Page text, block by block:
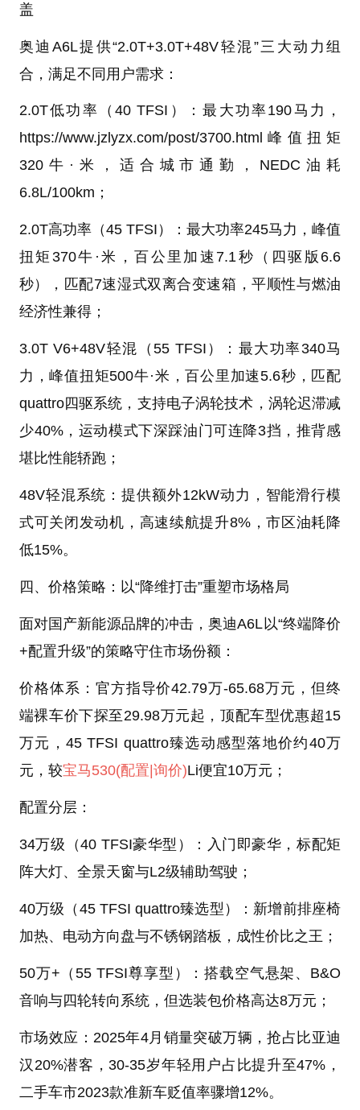
盖
奥迪A6L提供“2.0T+3.0T+48V轻混”三大动力组
合，满足不同用户需求：
2.0T低功率（40 TFSI）：最大功率190马力，
https://www.jzlyzx.com/post/3700.html峰值扭矩
320牛·米，适合城市通勤，NEDC油耗
6.8L/100km；
2.0T高功率（45 TFSI）：最大功率245马力，峰值
扭矩370牛·米，百公里加速7.1秒（四驱版6.6
秒），匹配7速湿式双离合变速箱，平顺性与燃油
经济性兼得；
3.0T V6+48V轻混（55 TFSI）：最大功率340马
力，峰值扭矩500牛·米，百公里加速5.6秒，匹配
quattro四驱系统，支持电子涡轮技术，涡轮迟滞减
少40%，运动模式下深踩油门可连降3挡，推背感
堪比性能轿跑；
48V轻混系统：提供额外12kW动力，智能滑行模
式可关闭发动机，高速续航提升8%，市区油耗降
低15%。
四、价格策略：以“降维打击”重塑市场格局
面对国产新能源品牌的冲击，奥迪A6L以“终端降价
+配置升级”的策略守住市场份额：
价格体系：官方指导价42.79万-65.68万元，但终
端裸车价下探至29.98万元起，顶配车型优惠超15
万元，45 TFSI quattro臻选动感型落地价约40万
元，较宝马530(配置 |询价)Li便宜10万元；
配置分层：
34万级（40 TFSI豪华型）：入门即豪华，标配矩
阵大灯、全景天窗与L2级辅助驾驶；
40万级（45 TFSI quattro臻选型）：新增前排座椅
加热、电动方向盘与不锈钢踏板，成性价比之王；
50万+（55 TFSI尊享型）：搭载空气悬架、B&O
音响与四轮转向系统，但选装包价格高达8万元；
市场效应：2025年4月销量突破万辆，抢占比亚迪
汉20%潜客，30-35岁年轻用户占比提升至47%，
二手车市2023款准新车贬值率骤增12%。